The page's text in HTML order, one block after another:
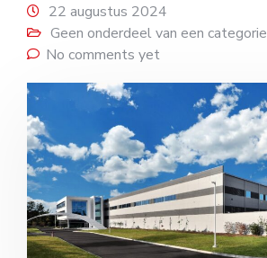
22 augustus 2024
Geen onderdeel van een categorie
No comments yet